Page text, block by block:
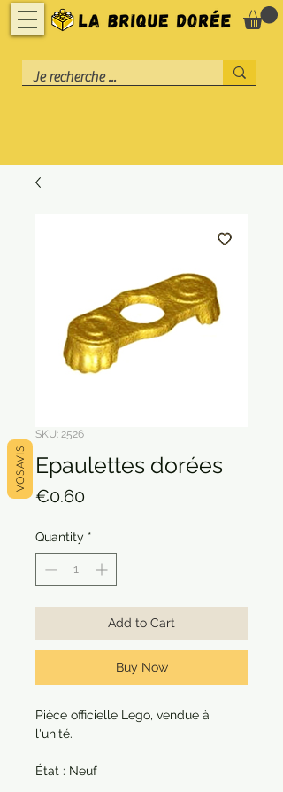
SKU: 2526
Epaulettes dorées
€0.60Price
Quantity *
Add to Cart
Buy Now
Pièce officielle Lego, vendue à
l'unité.
État : Neuf
VOS AVIS